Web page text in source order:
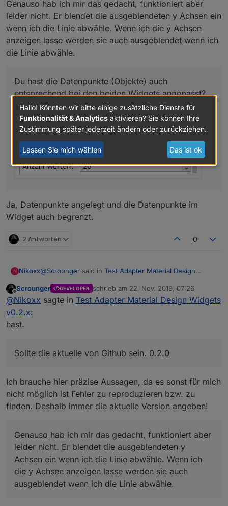
Genauso hab ich mir das gedacht, funktioniert aber
leider nicht. Er blendet die ausgeblendeten y Achsen ein
wenn ich die Linie abwähle. Wenn ich die y Achsen
anzeigen lasse werden sie auch ausgeblendet wenn ich
die Linie abwähle.
Du hast die Datenpunkte (Objekte) auch
entsprechend bei den beiden Widgets angepasst?
Hast du die Anzahl der Datenpunkte begrenzt?
?
Ja, Datenpunkte angelegt und die Datenpunkte im
Widget auch begrenzt.
2 Antworten 0
N Nikoxx@Scrounger said in Test Adapter Material Design
Welche Version ist bei dir installiert? Wenn ich mir
Datensatz[0] verwenden sollen, dann so:
ein wenn ich die Linie abwähle. Wenn ich die y Achsen
anzeigen lasse werden sie auch ausgeblendet wenn
ich die Linie abwähle.
Du hast die Datenpunkte (Objekte) auch
entsprechend bei den beiden Widgets angepasst?
Ja, Datenpunkte angelegt und die Datenpunkte im
Offline
Scrounger DEVELOPER schrieb am 22. Nov. 2019, 07:26
zuletzt editiert von
@Nikoxx sagte in Test Adapter Material Design Widgets
v0.2.x:
hast.
Sollte die aktuelle von Github sein. 0.2.0
Ich brauche hier präzise Aussagen, da es sonst für mich
nicht möglich ist Fehler zu reproduzieren bzw. zu
finden. Deshalb immer die aktuelle Version angeben!
Genauso hab ich mir das gedacht, funktioniert aber
leider nicht. Er blendet die ausgeblendeten y
Achsen ein wenn ich die Linie abwähle. Wenn ich
die y Achsen anzeigen lasse werden sie auch
ausgeblendet wenn ich die Linie abwähle.
Hallo! Könnten wir bitte einige zusätzliche Dienste für
Funktionalität & Analytics aktivieren? Sie können Ihre
Zustimmung später jederzeit ändern oder zurückziehen.
Lassen Sie mich wählen Das ist ok